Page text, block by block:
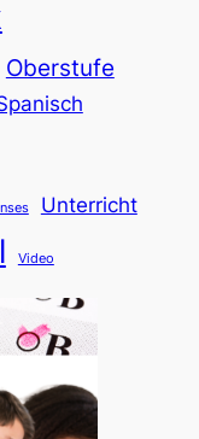
Oberstufe
Unterricht
Video